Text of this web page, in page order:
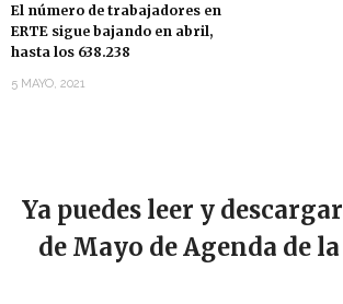
El número de trabajadores en
ERTE sigue bajando en abril,
hasta los 638.238
5 MAYO, 2021
Ya puedes leer y
de Mayo de Agenda de